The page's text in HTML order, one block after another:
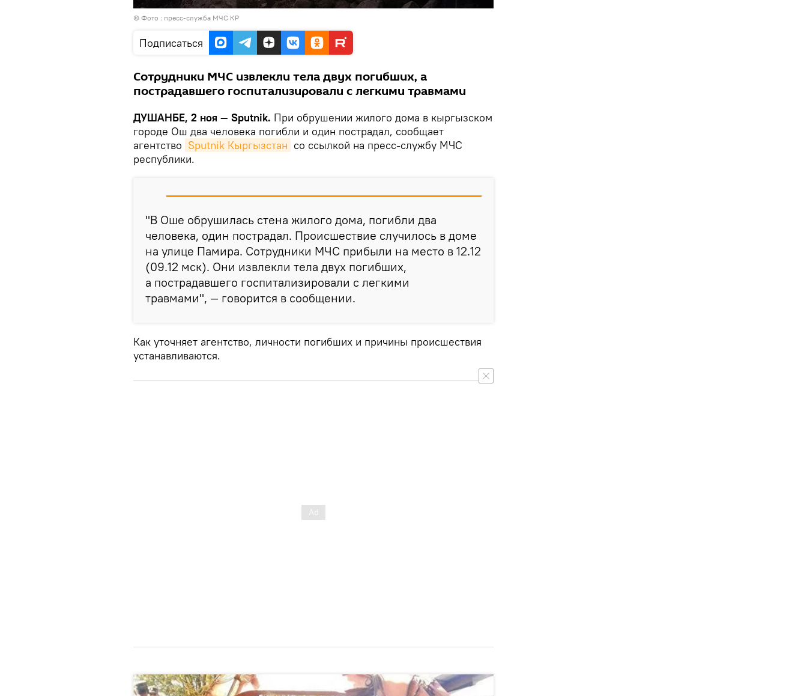
© Фото : пресс-служба МЧС КР
Подписаться
Сотрудники МЧС извлекли тела двух погибших, а
пострадавшего госпитализировали с легкими травмами
ДУШАНБЕ, 2 ноя — Sputnik. При обрушении жилого дома в кыргызском
городе Ош два человека погибли и один пострадал, сообщает
агентство Sputnik Кыргызстан со ссылкой на пресс-службу МЧС
республики.
"В Оше обрушилась стена жилого дома, погибли два
человека, один пострадал. Происшествие случилось в доме
на улице Памира. Сотрудники МЧС прибыли на место в 12.12
(09.12 мск). Они извлекли тела двух погибших,
а пострадавшего госпитализировали с легкими
травмами", — говорится в сообщении.
Как уточняет агентство, личности погибших и причины происшествия
устанавливаются.